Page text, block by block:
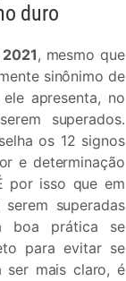
duro
, mesmo que
sinônimo de
apresenta, no
superados.
os 12 signos
e determinação
por isso que em
superadas
boa prática se
para evitar se
ser mais claro, é